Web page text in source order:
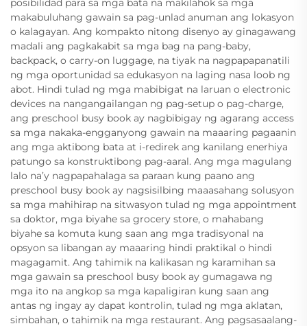
posibilidad para sa mga bata na makilahok sa mga
makabuluhang gawain sa pag-unlad anuman ang lokasyon
o kalagayan. Ang kompakto nitong disenyo ay ginagawang
madali ang pagkakabit sa mga bag na pang-baby,
backpack, o carry-on luggage, na tiyak na nagpapapanatili
ng mga oportunidad sa edukasyon na laging nasa loob ng
abot. Hindi tulad ng mga mabibigat na laruan o electronic
devices na nangangailangan ng pag-setup o pag-charge,
ang preschool busy book ay nagbibigay ng agarang access
sa mga nakaka-engganyong gawain na maaaring pagaanin
ang mga aktibong bata at i-redirek ang kanilang enerhiya
patungo sa konstruktibong pag-aaral. Ang mga magulang
lalo na’y nagpapahalaga sa paraan kung paano ang
preschool busy book ay nagsisilbing maaasahang solusyon
sa mga mahihirap na sitwasyon tulad ng mga appointment
sa doktor, mga biyahe sa grocery store, o mahabang
biyahe sa komuta kung saan ang mga tradisyonal na
opsyon sa libangan ay maaaring hindi praktikal o hindi
magagamit. Ang tahimik na kalikasan ng karamihan sa
mga gawain sa preschool busy book ay gumagawa ng
mga ito na angkop sa mga kapaligiran kung saan ang
antas ng ingay ay dapat kontrolin, tulad ng mga aklatan,
simbahan, o tahimik na mga restaurant. Ang pagsasaalang-